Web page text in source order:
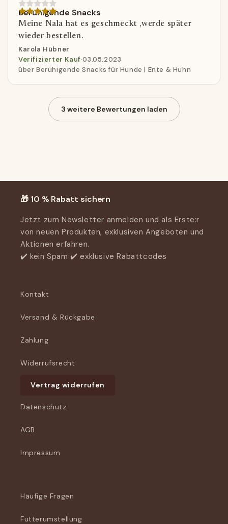
Beruhigende Snacks
Meine Nala hat es geschmeckt ,werde später
wieder bestellen.
Karola Hübner
Verifizierter Kauf·03.05.2023
über Beruhigende Snacks für Hunde | Ente & Huhn
3 weitere Bewertungen laden
🎁 10 % Rabatt sichern
Jetzt zum Newsletter anmelden und als Erste:r
von neuen Produkten, exklusiven Angeboten und
Aktionen erfahren.
✔️ kein Spam ✔️ exklusive Rabattcodes
Kontakt
Versand & Rückgabe
Zahlung
Widerrufsrecht
Vertrag widerrufen
Datenschutz
AGB
Impressum
Häufige Fragen
Futterumstellung